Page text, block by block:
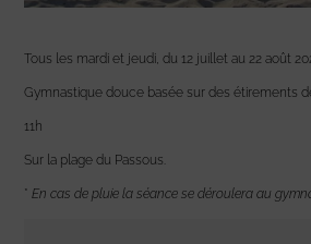
Tous les mardi et jeudi, du 12 juillet au 22 août
Gymnastique douce basée sur des étirements
11h
Sur la plage du Passous.
* En cas de pluie la séance se déroulera au